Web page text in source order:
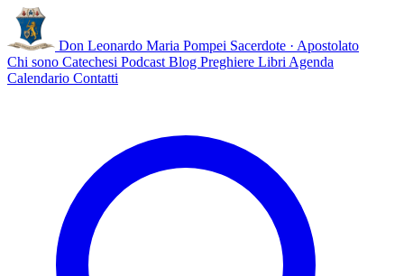
Don Leonardo Maria Pompei Sacerdote · Apostolato
Chi sono Catechesi Podcast Blog Preghiere Libri Agenda
Calendario Contatti